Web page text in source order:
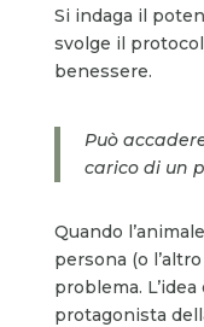
Si indaga il
svolge il
benessere.
Può
carico di un
Quando
persona (o
problema.
protagonista